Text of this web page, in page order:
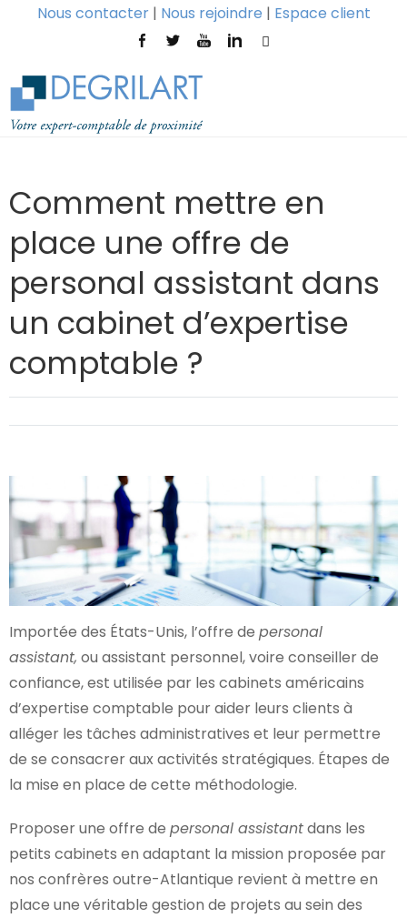
Nous contacter| Nous rejoindre | Espace client
Comment mettre en
place une offre de
personal assistant dans
un cabinet d’expertise
comptable ?
Importée des États-Unis, l’offre de personal
assistant, ou assistant personnel, voire conseiller de
confiance, est utilisée par les cabinets américains
d’expertise comptable pour aider leurs clients à
alléger les tâches administratives et leur permettre
de se consacrer aux activités stratégiques. Étapes de
la mise en place de cette méthodologie.
Proposer une offre de personal assistantdans les
petits cabinets en adaptant la mission proposée par
nos confrères outre-Atlantique revient à mettre en
place une véritable gestion de projets au sein des